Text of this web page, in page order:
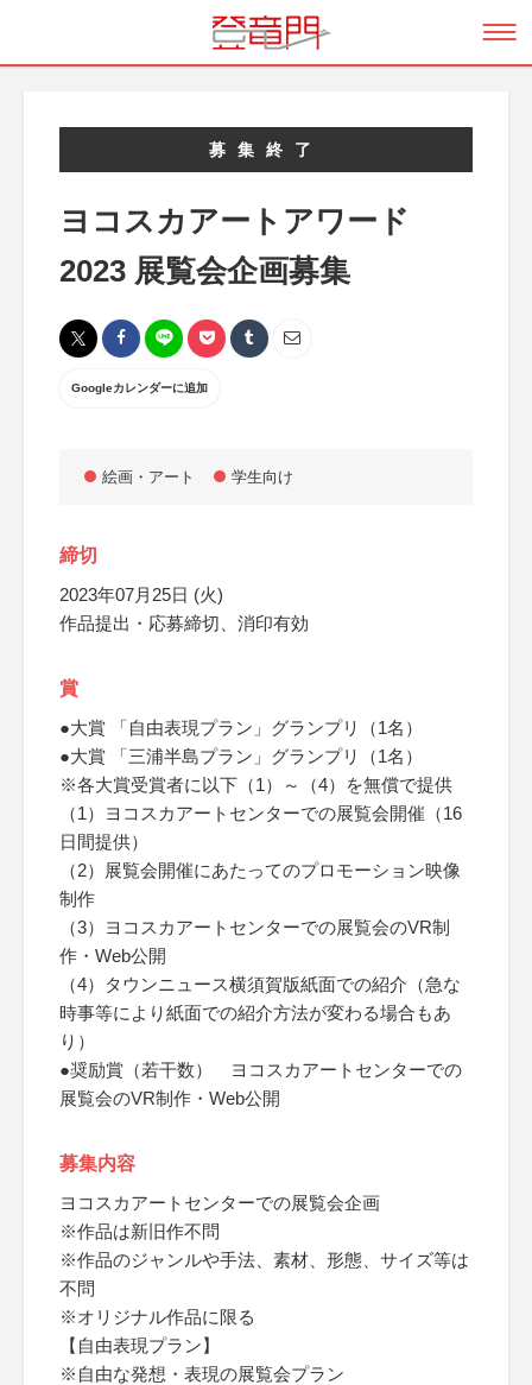
募集終了
ヨコスカアートアワード
2023 展覧会企画募集
Googleカレンダーに追加
絵画・アート 学生向け
締切
2023年07月25日 (火)
作品提出・応募締切、消印有効
賞
●大賞 「自由表現プラン」グランプリ（1名）
●大賞 「三浦半島プラン」グランプリ（1名）
※各大賞受賞者に以下（1）～（4）を無償で提供
（1）ヨコスカアートセンターでの展覧会開催（16
日間提供）
（2）展覧会開催にあたってのプロモーション映像
制作
（3）ヨコスカアートセンターでの展覧会のVR制
作・Web公開
（4）タウンニュース横須賀版紙面での紹介（急な
時事等により紙面での紹介方法が変わる場合もあ
り）
●奨励賞（若干数） ヨコスカアートセンターでの
展覧会のVR制作・Web公開
募集内容
ヨコスカアートセンターでの展覧会企画
※作品は新旧作不問
※作品のジャンルや手法、素材、形態、サイズ等は
不問
※オリジナル作品に限る
【自由表現プラン】
※自由な発想・表現の展覧会プラン